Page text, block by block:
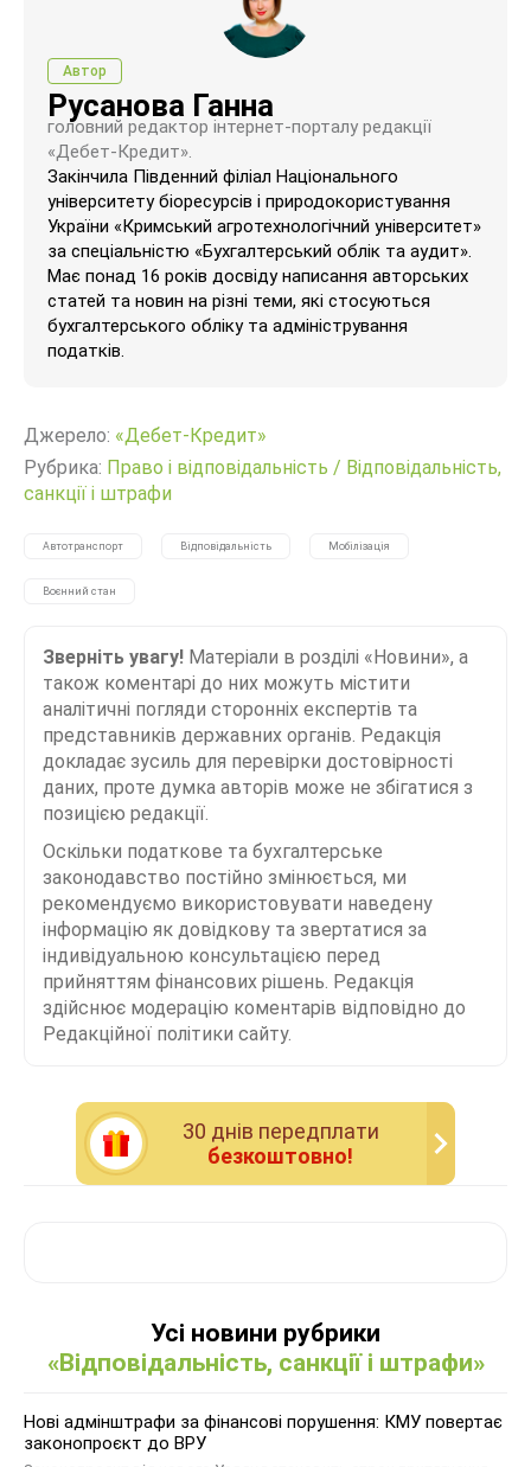
Автор
Русанова Ганна
головний редактор інтернет-порталу редакції
«Дебет-Кредит».
Закінчила Південний філіал Національного
університету біоресурсів і природокористування
України «Кримський агротехнологічний університет»
за спеціальністю «Бухгалтерський облік та аудит».
Має понад 16 років досвіду написання авторських
статей та новин на різні теми, які стосуються
бухгалтерського обліку та адміністрування
податків.
Джерело: «Дебет-Кредит»
Рубрика: Право і відповідальність / Відповідальність,
санкції і штрафи
Автотранспорт Відповідальність Мобілізація
Воєнний стан
Зверніть увагу! Матеріали в розділі «Новини», а
також коментарі до них можуть містити
аналітичні погляди сторонніх експертів та
представників державних органів. Редакція
докладає зусиль для перевірки достовірності
даних, проте думка авторів може не збігатися з
позицією редакції.
Оскільки податкове та бухгалтерське
законодавство постійно змінюється, ми
рекомендуємо використовувати наведену
інформацію як довідкову та звертатися за
індивідуальною консультацією перед
прийняттям фінансових рішень. Редакція
здійснює модерацію коментарів відповідно до
Редакційної політики сайту.
30 днiв передплати
безкоштовно!
Усі новини рубрики
«Відповідальність, санкції і штрафи»
Нові адмінштрафи за фінансові порушення: КМУ повертає
законопроєкт до ВРУ